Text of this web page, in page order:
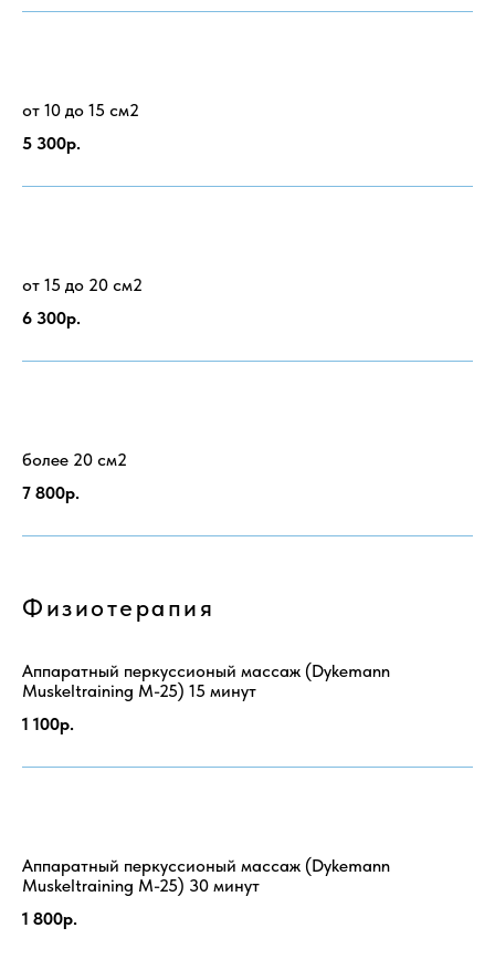
от 10 до 15 см2
5 300р.
от 15 до 20 см2
6 300р.
более 20 см2
7 800р.
Физиотерапия
Аппаратный перкуссионый массаж (Dykemann
Muskeltraining M-25) 15 минут
1 100р.
Аппаратный перкуссионый массаж (Dykemann
Muskeltraining M-25) 30 минут
1 800р.